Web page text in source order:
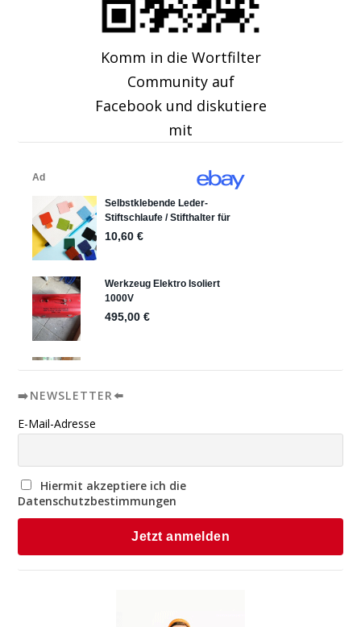
Komm in die Wortfilter
Community auf
Facebook und diskutiere
mit
➡️NEWSLETTER⬅️
E-Mail-Adresse
Hiermit akzeptiere ich die
Datenschutzbestimmungen